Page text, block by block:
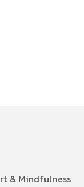
& Mindfulness